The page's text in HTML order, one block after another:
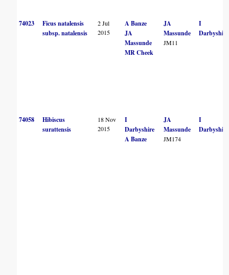
74023
Ficus natalensis
subsp. natalensis
2 Jul
2015
A Banze
JA
Massunde
MR Cheek
JA
Massunde
JM11
I
Darbyshire
74058
Hibiscus
surattensis
18 Nov
2015
I
Darbyshire
A Banze
JA
Massunde
JM174
I
Darbyshire